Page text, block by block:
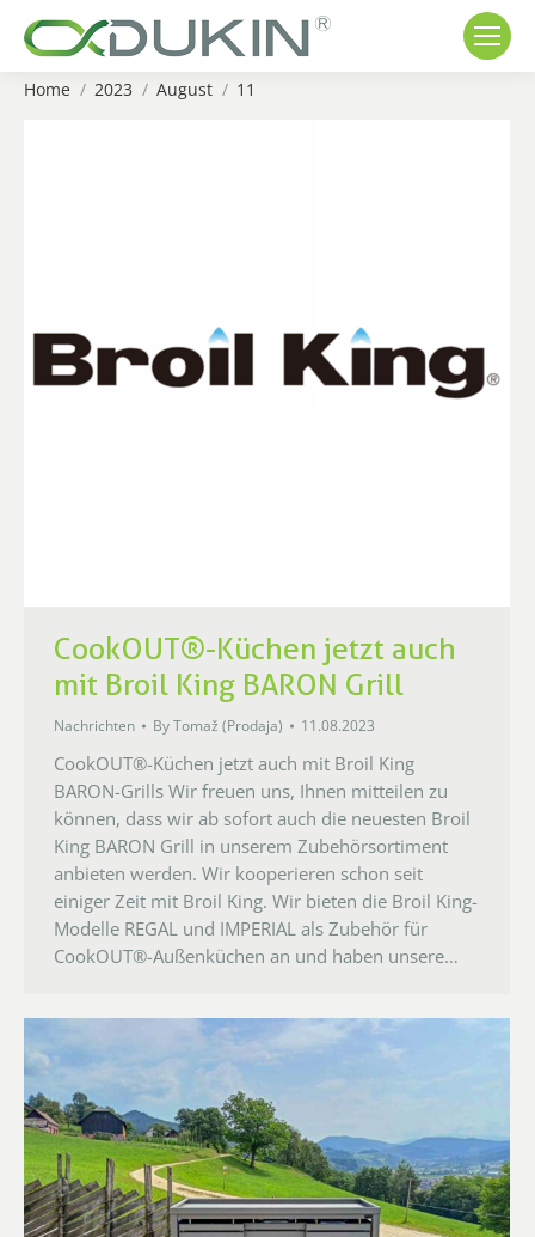
You are here:
Home 2023 August 11
CookOUT®-Küchen jetzt auch
mit Broil King BARON Grill
Nachrichten ByTomaž (Prodaja) 11.08.2023
CookOUT®-Küchen jetzt auch mit Broil King
BARON-Grills Wir freuen uns, Ihnen mitteilen zu
können, dass wir ab sofort auch die neuesten Broil
King BARON Grill in unserem Zubehörsortiment
anbieten werden. Wir kooperieren schon seit
einiger Zeit mit Broil King. Wir bieten die Broil King-
Modelle REGAL und IMPERIAL als Zubehör für
CookOUT®-Außenküchen an und haben unsere…